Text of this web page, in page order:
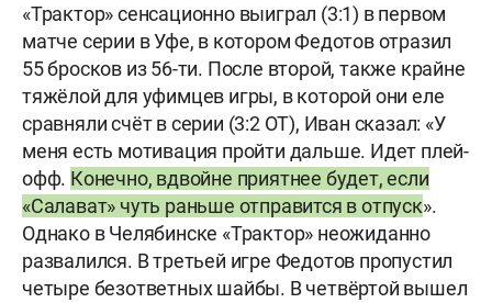
«Трактор» сенсационно выиграл (3:1) в первом
матче серии в Уфе, в котором Федотов отразил
55 бросков из 56-ти. После второй, также крайне
тяжёлой для уфимцев игры, в которой они еле
сравняли счёт в серии (3:2 ОТ), Иван сказал: «У
меня есть мотивация пройти дальше. Идет плей-
офф. Конечно, вдвойне приятнее будет, если
«Салават» чуть раньше отправится в отпуск».
Однако в Челябинске «Трактор» неожиданно
развалился. В третьей игре Федотов пропустил
четыре безответных шайбы. В четвёртой вышел